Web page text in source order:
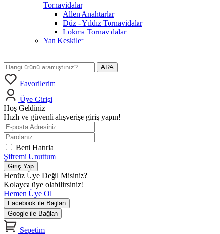
Tornavidalar
Allen Anahtarlar
Düz - Yıldız Tornavidalar
Lokma Tornavidalar
Yan Keskiler
ARA
Favorilerim
Üye Girişi
Hoş Geldiniz
Hızlı ve güvenli alışverişe giriş yapın!
Beni Hatırla
Şifremi Unuttum
Giriş Yap
Henüz Üye Değil Misiniz?
Kolayca üye olabilirsiniz!
Hemen Üye Ol
Facebook ile Bağlan
Google ile Bağlan
Sepetim